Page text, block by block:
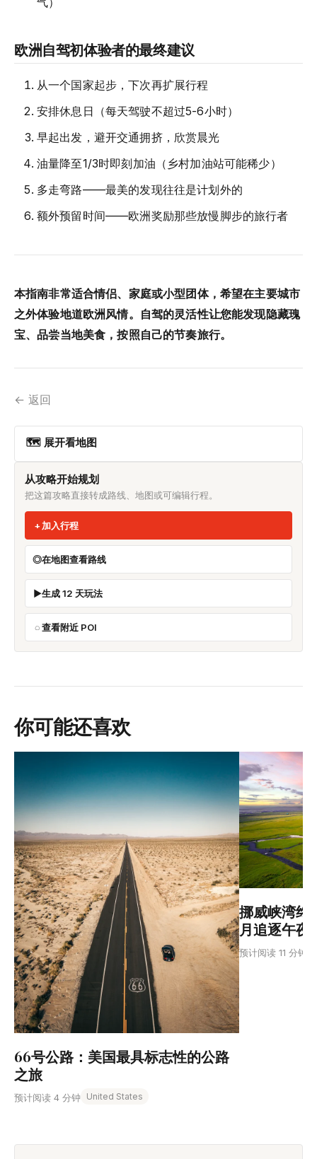
欧洲自驾初体验者的最终建议
从一个国家起步，下次再扩展行程
安排休息日（每天驾驶不超过5-6小时）
早起出发，避开交通拥挤，欣赏晨光
油量降至1/3时即刻加油（乡村加油站可能稀少）
多走弯路——最美的发现往往是计划外的
额外预留时间——欧洲奖励那些放慢脚步的旅行者
本指南非常适合情侣、家庭或小型团体，希望在主要城市
之外体验地道欧洲风情。自驾的灵活性让您能发现隐藏瑰
宝、品尝当地美食，按照自己的节奏旅行。
← 返回
🗺 展开看地图
从攻略开始规划
把这篇攻略直接转成路线、地图或可编辑行程。
加入行程
在地图查看路线
生成 12 天玩法
查看附近 POI
你可能还喜欢
66号公路：美国最具标志性的公路
之旅
预计阅读 4 分钟 United States
挪威峡湾终
月追逐午夜
预计阅读 11 分钟